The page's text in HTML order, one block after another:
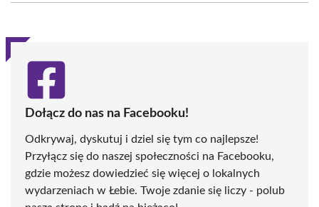
(Twitter)
Dołącz do nas na Facebooku!
Odkrywaj, dyskutuj i dziel się tym co najlepsze!
Przyłącz się do naszej społeczności na Facebooku,
gdzie możesz dowiedzieć się więcej o lokalnych
wydarzeniach w Łebie. Twoje zdanie się liczy - polub